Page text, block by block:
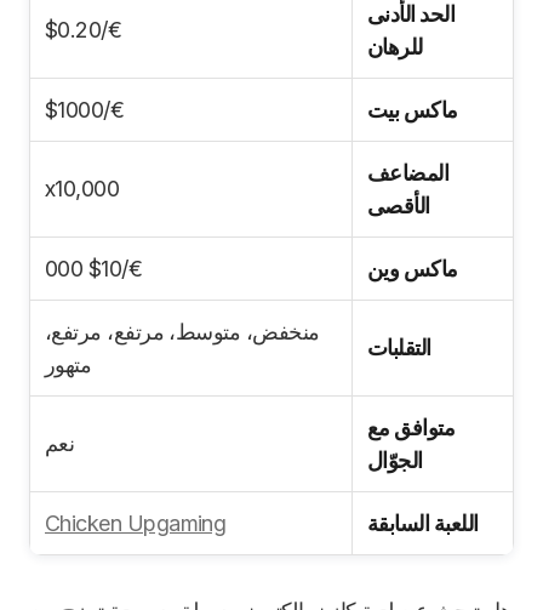
الحد الأدنى
للرهان
€/$0.20
ماكس بيت €/$1000
المضاعف
الأقصى
x10,000
ماكس وين €/$10 000
التقلبات
منخفض، متوسط، مرتفع، مرتفع،
متهور
متوافق مع
الجوّال
نعم
اللعبة السابقة Chicken Upgaming